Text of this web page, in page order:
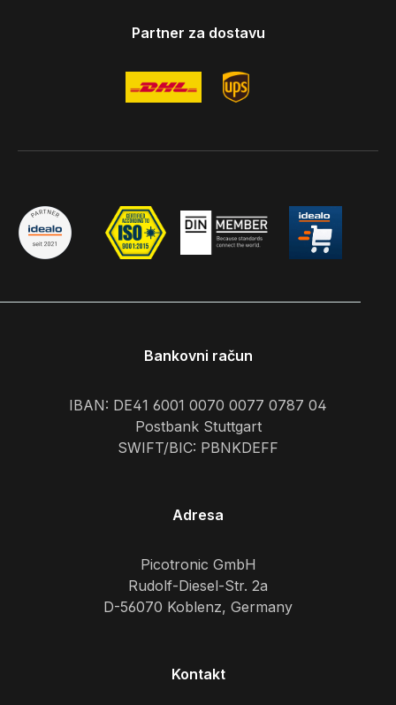
Partner za dostavu
Bankovni račun
IBAN: DE41 6001 0070 0077 0787 04
Postbank Stuttgart
SWIFT/BIC: PBNKDEFF
Adresa
Picotronic GmbH
Rudolf-Diesel-Str. 2a
D-56070 Koblenz, Germany
Kontakt